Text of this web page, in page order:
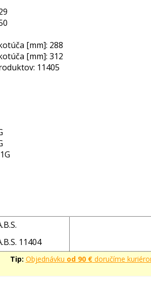
[mm]: 288
[mm]: 312
11405
11404
Tip: Objednávku od 90 €doručíme